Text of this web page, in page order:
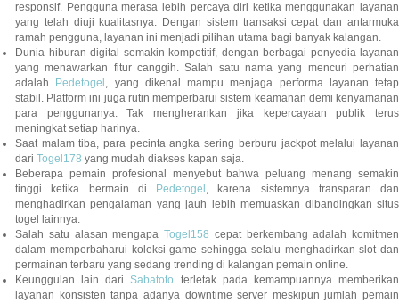
responsif. Pengguna merasa lebih percaya diri ketika menggunakan layanan
yang telah diuji kualitasnya. Dengan sistem transaksi cepat dan antarmuka
ramah pengguna, layanan ini menjadi pilihan utama bagi banyak kalangan.
Dunia hiburan digital semakin kompetitif, dengan berbagai penyedia layanan
yang menawarkan fitur canggih. Salah satu nama yang mencuri perhatian
adalah
Pedetogel , yang dikenal mampu menjaga performa layanan tetap
stabil. Platform ini juga rutin memperbarui sistem keamanan demi kenyamanan
para penggunanya. Tak mengherankan jika kepercayaan publik terus
meningkat setiap harinya.
Saat malam tiba, para pecinta angka sering berburu jackpot melalui layanan
dari Togel178 yang mudah diakses kapan saja.
Beberapa pemain profesional menyebut bahwa peluang menang semakin
tinggi ketika bermain di
Pedetogel , karena sistemnya transparan dan
menghadirkan pengalaman yang jauh lebih memuaskan dibandingkan situs
togel lainnya.
Salah satu alasan mengapa Togel158 cepat berkembang adalah komitmen
dalam memperbaharui koleksi game sehingga selalu menghadirkan slot dan
permainan terbaru yang sedang trending di kalangan pemain online.
Keunggulan lain dariSabatoto
terletak pada kemampuannya memberikan
layanan konsisten tanpa adanya downtime server meskipun jumlah pemain